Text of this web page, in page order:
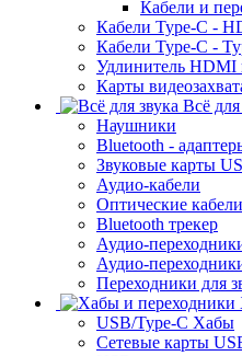
Кабели и
Кабели Type-C -
Кабели Type-C -
Удлинитель HDMI
Карты
Всё для
Наушники
Bluetooth -
Звуковые карты
Аудио-кабели
Оптические
Bluetooth трекер
Аудио-
Аудио-
Переходники для
USB/Type-C Хабы
Сетевые карты